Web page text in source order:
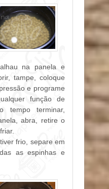
na panela e
tampe, coloque
e programe
função de
tempo terminar,
abra, retire o
frio, separe em
as espinhas e